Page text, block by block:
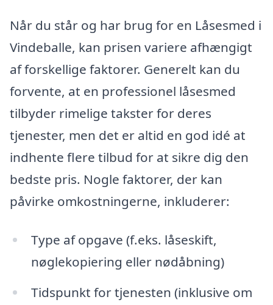
Når du står og har brug for en Låsesmed i
Vindeballe, kan prisen variere afhængigt
af forskellige faktorer. Generelt kan du
forvente, at en professionel låsesmed
tilbyder rimelige takster for deres
tjenester, men det er altid en god idé at
indhente flere tilbud for at sikre dig den
bedste pris. Nogle faktorer, der kan
påvirke omkostningerne, inkluderer:
Type af opgave (f.eks. låseskift,
nøglekopiering eller nødåbning)
Tidspunkt for tjenesten (inklusive om